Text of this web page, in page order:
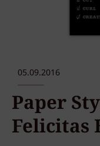
05.09.2016
Paper
Felicitas